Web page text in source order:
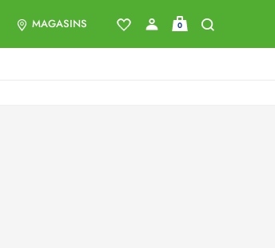
MAGASINS 0